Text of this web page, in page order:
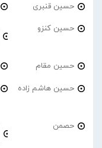
حسین قنبری
حسین کنزو
حسین مقام
حسین هاشم زاده
حصمن